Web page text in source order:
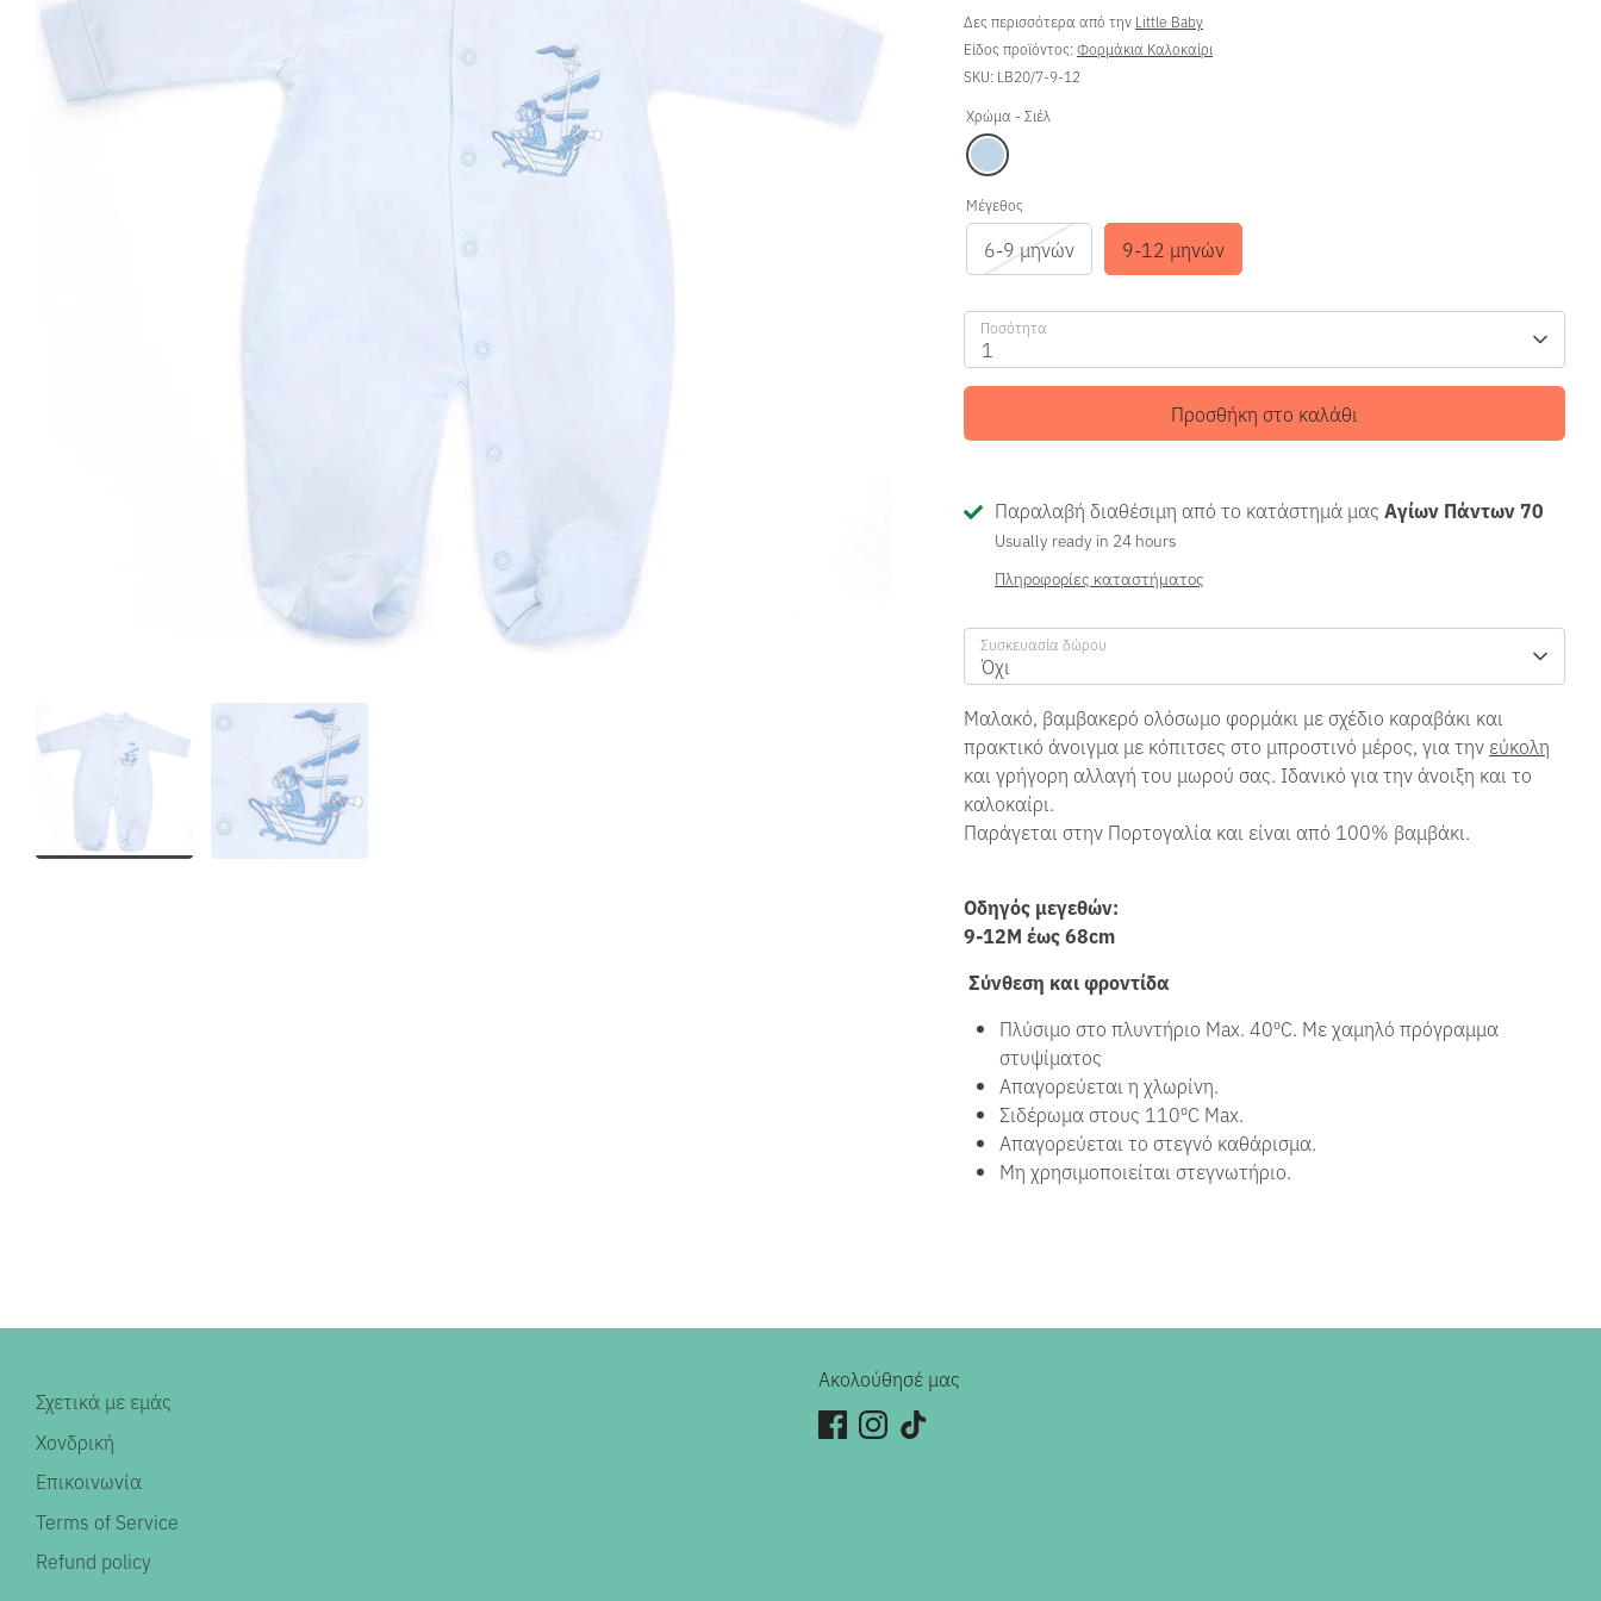
Δες περισσότερα από την Little Baby
Είδος προϊόντος:Φορμάκια Καλοκαίρι
SKU: LB20/7-9-12
Χρώμα -Σιέλ
Μέγεθος
6-9 μηνών 9-12 μηνών
Ποσότητα
1
Προσθήκη στο καλάθι
Παραλαβή διαθέσιμη από το κατάστημά μαςΑγίων Πάντων 70
Usually ready in 24 hours
Πληροφορίες καταστήματος
Συσκευασία δώρου
Όχι
Μαλακό, βαμβακερό ολόσωμο φορμάκι με σχέδιο καραβάκι και
πρακτικό άνοιγμα με κόπιτσες στο μπροστινό μέρος, για την εύκολη
και γρήγορη αλλαγή του μωρού σας. Ιδανικό για την άνοιξη και το
καλοκαίρι.
Παράγεται στην Πορτογαλία και είναι από 100% βαμβάκι.
Οδηγός μεγεθών:
9-12M έως 68cm
Σύνθεση και φροντίδα
Πλύσιμο στο πλυντήριο Max. 40ºC. Με χαμηλό πρόγραμμα
στυψίματος
Απαγορεύεται η χλωρίνη.
Σιδέρωμα στους 110ºC Max.
Απαγορεύεται το στεγνό καθάρισμα.
Μη χρησιμοποιείται στεγνωτήριο.
Σχετικά με εμάς
Χονδρική
Επικοινωνία
Terms of Service
Refund policy
Ακολούθησέ μας